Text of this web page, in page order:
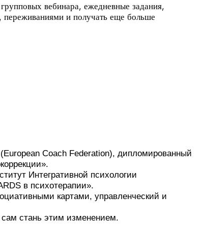
вебинара, ежедневные задания,
переживаниями и получать еще больше
Coach Federation), дипломированный
Интегративной психологии
в психотерапии».
картами, управленческий и
стань этим изменением.